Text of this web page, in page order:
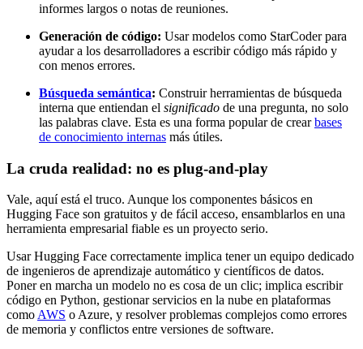
informes largos o notas de reuniones.
Generación de código: Usar modelos como StarCoder para
ayudar a los desarrolladores a escribir código más rápido y
con menos errores.
Búsqueda semántica: Construir herramientas de búsqueda
interna que entiendan el significado de una pregunta, no solo
las palabras clave. Esta es una forma popular de crearbases
de conocimiento internas más útiles.
La cruda realidad: no es plug-and-play
Vale, aquí está el truco. Aunque los componentes básicos en
Hugging Face son gratuitos y de fácil acceso, ensamblarlos en una
herramienta empresarial fiable es un proyecto serio.
Usar Hugging Face correctamente implica tener un equipo dedicado
de ingenieros de aprendizaje automático y científicos de datos.
Poner en marcha un modelo no es cosa de un clic; implica escribir
código en Python, gestionar servicios en la nube en plataformas
comoAWS o Azure, y resolver problemas complejos como errores
de memoria y conflictos entre versiones de software.